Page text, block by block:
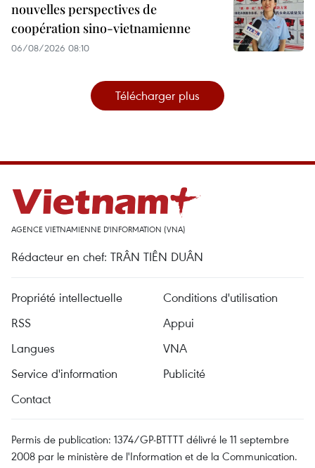
nouvelles perspectives de
coopération sino-vietnamienne
06/08/2026 08:10
Télécharger plus
AGENCE VIETNAMIENNE D'INFORMATION (VNA)
Rédacteur en chef: TRÂN TIÊN DUÂN
Propriété intellectuelle
Conditions d'utilisation
RSS
Appui
Langues
VNA
Service d'information
Publicité
Contact
Permis de publication: 1374/GP-BTTTT délivré le 11 septembre
2008 par le ministère de l'Information et de la Communication.